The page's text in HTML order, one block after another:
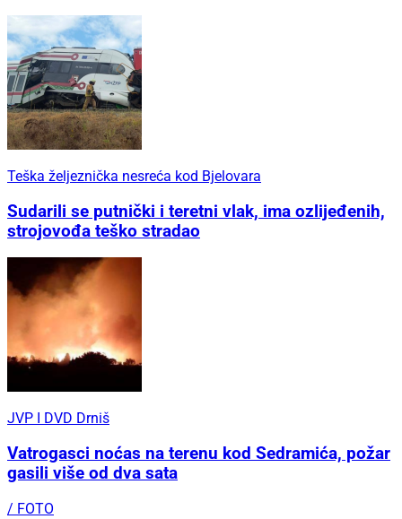
Teška željeznička nesreća kod Bjelovara
Sudarili se putnički i teretni vlak, ima ozlijeđenih,
strojovođa teško stradao
JVP I DVD Drniš
Vatrogasci noćas na terenu kod Sedramića, požar
gasili više od dva sata
/ FOTO